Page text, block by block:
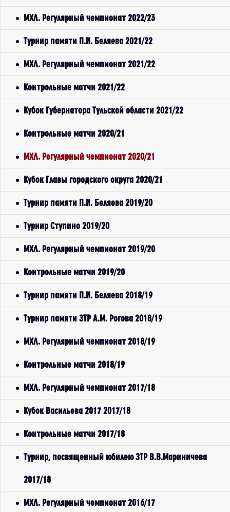
МХЛ. Регулярный чемпионат 2022/23
Турнир памяти П.И. Беляева 2021/22
МХЛ. Регулярный чемпионат 2021/22
Контрольные матчи 2021/22
Кубок Губернатора Тульской области 2021/22
Контрольные матчи 2020/21
МХЛ. Регулярный чемпионат 2020/21
Кубок Главы городского округа 2020/21
Турнир памяти П.И. Беляева 2019/20
Турнир Ступино 2019/20
МХЛ. Регулярный чемпионат 2019/20
Контрольные матчи 2019/20
Турнир памяти П.И. Беляева 2018/19
Турнир памяти ЗТР А.М. Рогова 2018/19
МХЛ. Регулярный чемпионат 2018/19
Контрольные матчи 2018/19
МХЛ. Регулярный чемпионат 2017/18
Кубок Васильева 2017 2017/18
Контрольные матчи 2017/18
Турнир, посвященный юбилею ЗТР В.В.Мариничева
2017/18
МХЛ. Регулярный чемпионат 2016/17